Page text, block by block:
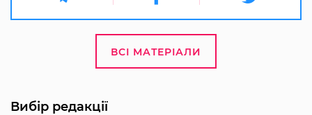
ВСІ МАТЕРІАЛИ
Вибір редакції